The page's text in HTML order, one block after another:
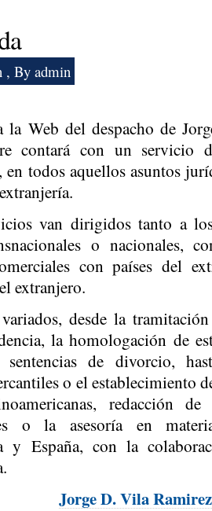
, By admin
la Web del despacho de
contará con un servicio
en todos aquellos asuntos
van dirigidos tanto a
o nacionales,
con países del
extranjero.
desde la
la homologación de
sentencias de divorcio,
o el establecimiento
redacción
o la asesoría en
y España, con la
Jorge D. Vila Ramirez